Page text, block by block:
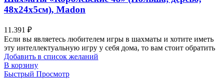
48х24х5см), Madon
11.391 ₽
Если вы являетесь любителем игры в шахматы и хотите иметь
эту интеллектуальную игру у себя дома, то вам стоит обратить
Добавить в список желаний
В корзину
Быстрый Просмотр